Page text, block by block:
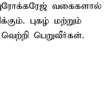
வகைகளால்
புகழ் மற்றும்
பெறுவீர்கள்.